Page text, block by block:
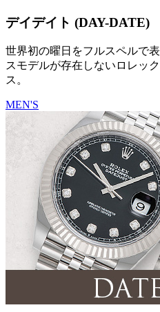
デイデイト (DAY-DATE)
世界初の曜日をフルスペルで
スモデルが存在しないロレッ
ス。
MEN'S